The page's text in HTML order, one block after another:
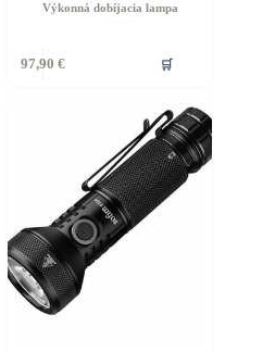
Výkonná dobíjacia lampa
97,90 € 🛒